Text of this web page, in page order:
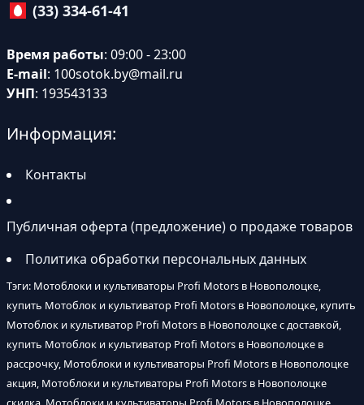
(33) 334-61-41
Время работы: 09:00 - 23:00
E-mail: 100sotok.by@mail.ru
УНП: 193543133
Информация:
Контакты
Публичная оферта (предложение) о продаже товаров
Политика обработки персональных данных
Тэги: Мотоблоки и культиваторы Profi Motors в Новополоцке,
купить Мотоблок и культиватор Profi Motors в Новополоцке, купить
Мотоблок и культиватор Profi Motors в Новополоцке с доставкой,
купить Мотоблок и культиватор Profi Motors в Новополоцке в
рассрочку, Мотоблоки и культиваторы Profi Motors в Новополоцке
акция, Мотоблоки и культиваторы Profi Motors в Новополоцке